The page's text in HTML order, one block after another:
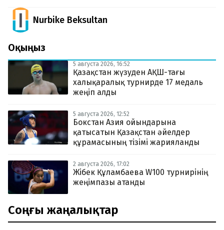
Nurbike Beksultan
Оқыңыз
5 августа 2026, 16:52
Қазақстан жүзуден АҚШ-тағы
халықаралық турнирде 17 медаль
жеңіп алды
5 августа 2026, 12:52
Бокстан Азия ойындарына
қатысатын Қазақстан әйелдер
құрамасының тізімі жарияланды
2 августа 2026, 17:02
Жібек Құламбаева W100 турнирінің
жеңімпазы атанды
Соңғы жаңалықтар